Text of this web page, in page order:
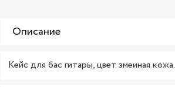
Описание
Кейс для бас гитары, цвет змеиная кожа.